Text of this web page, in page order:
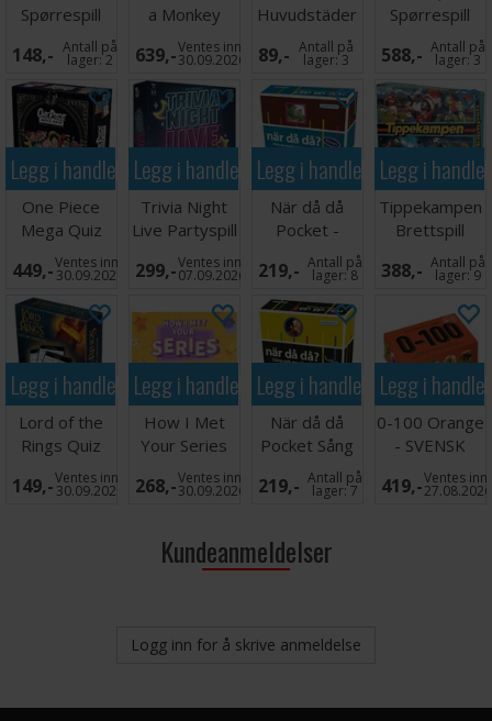
Spørrespill
148,- Antall på
lager:2
a Monkey
Brettspill
639,-Ventes inn
30.09.2026
Huvudstäder
- SVENSK
89,- Antall på
lager:3
Spørrespill
588,- Antall på
lager:3
Legg i handlekurven
One Piece
Mega Quiz
Kortspill
449,-Ventes inn
30.09.2026
Legg i handlekurven
Trivia Night
Live Partyspill
299,-Ventes inn
07.09.2026
Legg i handlekurven
När då då
Pocket -
SVENSK
219,- Antall på
lager:8
Legg i
Tippekampen
Brettspill
388,- Antall på
lager:9
Legg i handlekurven
Lord of the
Rings Quiz
500
Spørrespill
149,-Ventes inn
30.09.2026
Legg i handlekurven
How I Met
Your Series
Partyspill
268,-Ventes inn
30.09.2026
Legg i handlekurven
När då då
Pocket Sång
och Musik -
SVENSK
219,- Antall på
lager:7
Legg i
0-100 Orange
- SVENSK
419,-Ventes inn
27.08.2026
Kundeanmeldelser
Logg inn for å skrive anmeldelse